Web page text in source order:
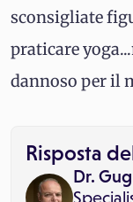
sconsigliate
praticare
dannoso per il
Risposta
Dr.